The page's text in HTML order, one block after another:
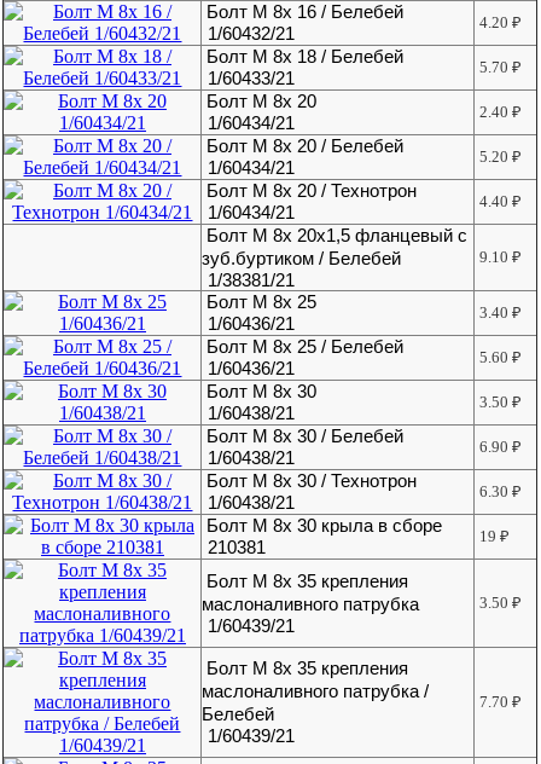
Болт М 8х 16 / Белебей
1/60432/21
4.20₽
Болт М 8х 18 / Белебей
1/60433/21
5.70₽
Болт М 8х 20
1/60434/21
2.40₽
Болт М 8х 20 / Белебей
1/60434/21
5.20₽
Болт М 8х 20 / Технотрон
1/60434/21
4.40₽
Болт М 8х 20х1,5 фланцевый с
зуб.буртиком / Белебей
1/38381/21
9.10₽
Болт М 8х 25
1/60436/21
3.40₽
Болт М 8х 25 / Белебей
1/60436/21
5.60₽
Болт М 8х 30
1/60438/21
3.50₽
Болт М 8х 30 / Белебей
1/60438/21
6.90₽
Болт М 8х 30 / Технотрон
1/60438/21
6.30₽
Болт М 8х 30 крыла в сборе
210381
19₽
Болт М 8х 35 крепления
маслоналивного патрубка
1/60439/21
3.50₽
Болт М 8х 35 крепления
маслоналивного патрубка /
Белебей
1/60439/21
7.70₽